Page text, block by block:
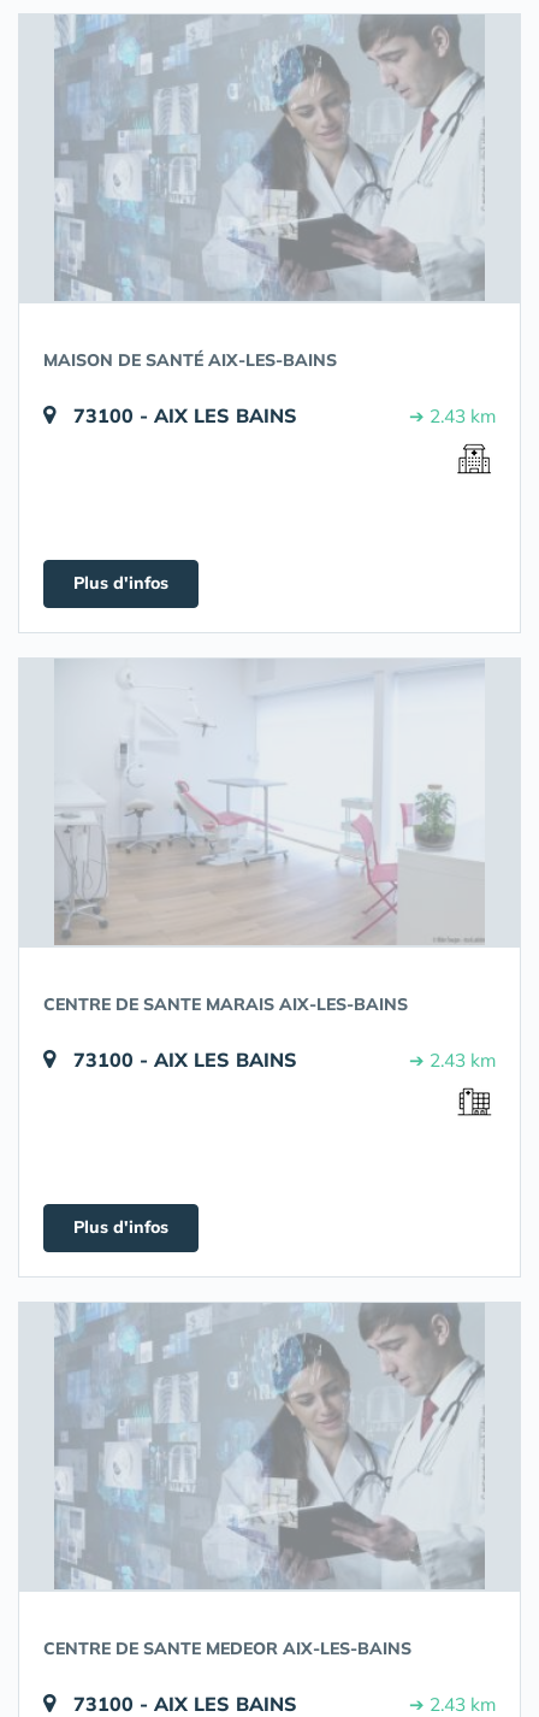
MAISON DE SANTÉ AIX-LES-BAINS
73100 - AIX LES BAINS ➔ 2.43 km
Plus d'infos
CENTRE DE SANTE MARAIS AIX-LES-BAINS
73100 - AIX LES BAINS ➔ 2.43 km
Plus d'infos
CENTRE DE SANTE MEDEOR AIX-LES-BAINS
73100 - AIX LES BAINS ➔ 2.43 km